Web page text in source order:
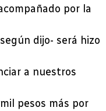
por la
dijo- será hizo
a nuestros
pesos más por